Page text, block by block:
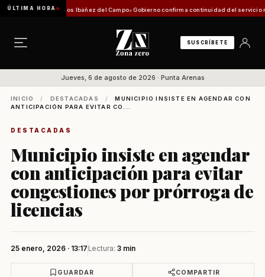
ÚLTIMA HORACarlos Ibáñez del Campo Gobierno confirma continuidad del servicio
SUSCRÍBETE
Jueves, 6 de agosto de 2026 · Punta Arenas
INICIO / DESTACADAS /
MUNICIPIO INSISTE EN AGENDAR CON
ANTICIPACIÓN PARA EVITAR CO...
DESTACADAS
Municipio insiste en agendar
con anticipación para evitar
congestiones por prórroga de
licencias
25 enero, 2026 · 13:17 Lectura: 3 min
GUARDAR COMPARTIR